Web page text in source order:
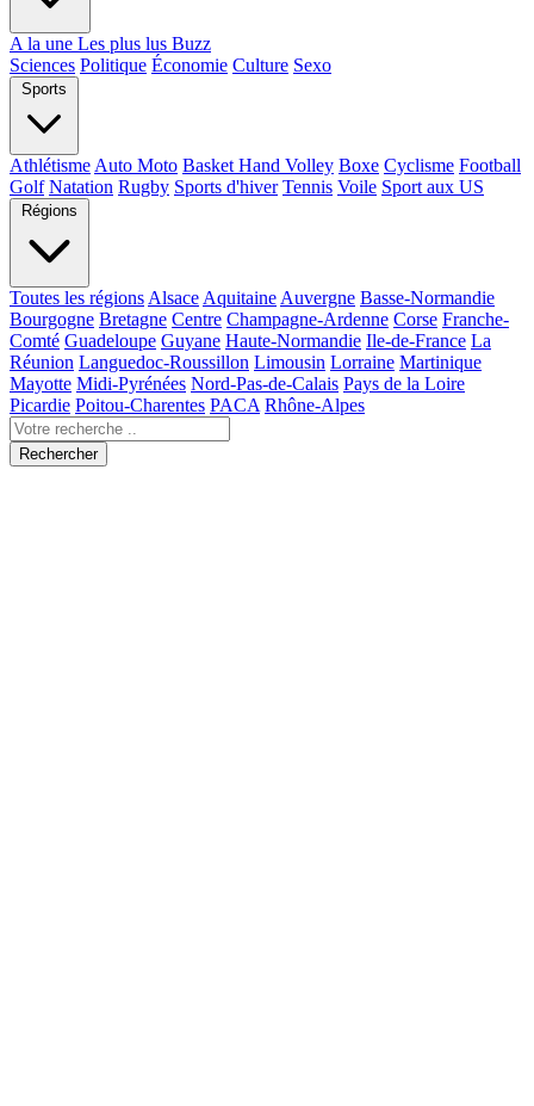
A la une Les plus lus Buzz
Sciences Politique Économie Culture Sexo
Sports
Athlétisme Auto Moto Basket Hand Volley Boxe Cyclisme Football
Golf Natation Rugby Sports d'hiver Tennis Voile Sport aux US
Régions
Toutes les régions Alsace Aquitaine Auvergne Basse-Normandie
Bourgogne Bretagne Centre Champagne-Ardenne Corse Franche-
Comté Guadeloupe Guyane Haute-Normandie Ile-de-France La
Réunion Languedoc-Roussillon Limousin Lorraine Martinique
Mayotte Midi-Pyrénées Nord-Pas-de-Calais Pays de la Loire
Picardie Poitou-Charentes PACA Rhône-Alpes
Rechercher